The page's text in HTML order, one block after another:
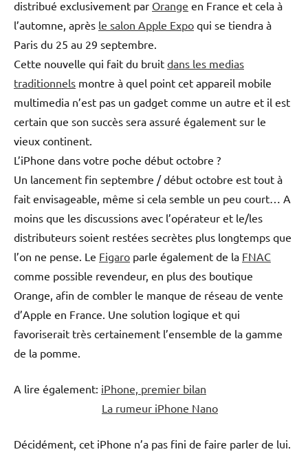
distribué exclusivement par Orange en France et cela à
l’automne, après le salon Apple Expo qui se tiendra à
Paris du 25 au 29 septembre.
Cette nouvelle qui fait du bruit dans les medias
traditionnels montre à quel point cet appareil mobile
multimedia n’est pas un gadget comme un autre et il est
certain que son succès sera assuré également sur le
vieux continent.
L’iPhone dans votre poche début octobre ?
Un lancement fin septembre / début octobre est tout à
fait envisageable, même si cela semble un peu court… A
moins que les discussions avec l’opérateur et le/les
distributeurs soient restées secrètes plus longtemps que
l’on ne pense. Le Figaro parle également de la FNAC
comme possible revendeur, en plus des boutique
Orange, afin de combler le manque de réseau de vente
d’Apple en France. Une solution logique et qui
favoriserait très certainement l’ensemble de la gamme
de la pomme.
A lire également: iPhone, premier bilan
La rumeur iPhone Nano
Décidément, cet iPhone n’a pas fini de faire parler de lui.